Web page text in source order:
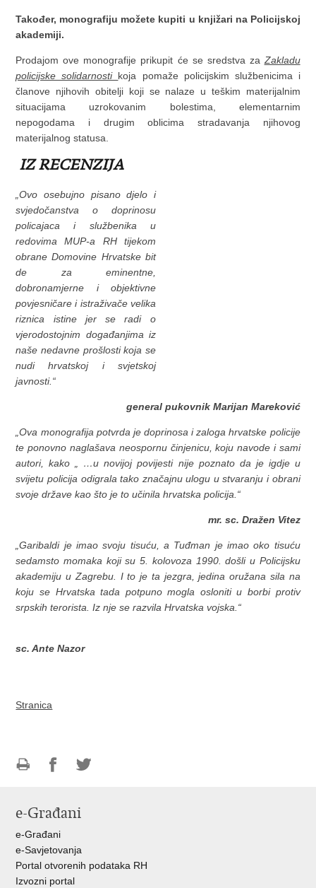
Također, monografiju možete kupiti u knjižari na Policijskoj
akademiji.
Prodajom ove monografije prikupit će se sredstva za Zakladu
policijske solidarnosti koja pomaže policijskim službenicima i
članove njihovih obitelji koji se nalaze u teškim materijalnim
situacijama uzrokovanim bolestima, elementarnim
nepogodama i drugim oblicima stradavanja njihovog
materijalnog statusa.
IZ RECENZIJA
„Ovo osebujno pisano djelo i
svjedočanstva o doprinosu
policajaca i službenika u
redovima MUP-a RH tijekom
obrane Domovine Hrvatske bit
de za eminentne,
dobronamjerne i objektivne
povjesničare i istraživače velika
riznica istine jer se radi o
vjerodostojnim događanjima iz
naše nedavne prošlosti koja se
nudi hrvatskoj i svjetskoj
javnosti.“
general pukovnik Marijan Mareković
„Ova monografija potvrda je doprinosa i zaloga hrvatske policije
te ponovno naglašava neospornu činjenicu, koju navode i sami
autori, kako „ …u novijoj povijesti nije poznato da je igdje u
svijetu policija odigrala tako značajnu ulogu u stvaranju i obrani
svoje države kao što je to učinila hrvatska policija.“
mr. sc. Dražen Vitez
„Garibaldi je imao svoju tisuću, a Tuđman je imao oko tisuću
sedamsto momaka koji su 5. kolovoza 1990. došli u Policijsku
akademiju u Zagrebu. I to je ta jezgra, jedina oružana sila na
koju se Hrvatska tada potpuno mogla osloniti u borbi protiv
srpskih terorista. Iz nje se razvila Hrvatska vojska.“
sc. Ante Nazor
Stranica
FacebookuTwitteru
e-Građani
e-Građani
e-Savjetovanja
Portal otvorenih podataka RH
Izvozni portal